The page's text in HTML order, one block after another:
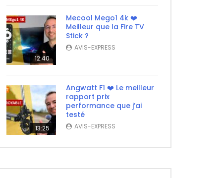
12:40
Mecool Mego1 4k ❤️
Meilleur que la Fire TV
Stick ?
AVIS-EXPRESS
13:25
Angwatt F1 ❤️ Le meilleur
rapport prix
performance que j’ai
testé
AVIS-EXPRESS